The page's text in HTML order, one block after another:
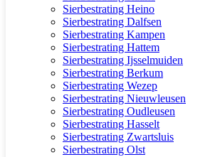
Sierbestrating Heino
Sierbestrating Dalfsen
Sierbestrating Kampen
Sierbestrating Hattem
Sierbestrating Ijsselmuiden
Sierbestrating Berkum
Sierbestrating Wezep
Sierbestrating Nieuwleusen
Sierbestrating Oudleusen
Sierbestrating Hasselt
Sierbestrating Zwartsluis
Sierbestrating Olst